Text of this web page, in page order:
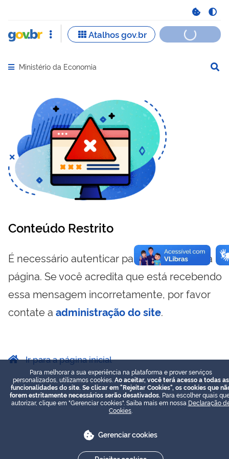
Abrir menu principal de navegação
Ministério da Economia
Conteúdo Restrito
É necessário autenticar para visualizar essa
página. Se você acredita que está recebendo
essa mensagem incorretamente, por favor
contate a administração do site.
Ir para a página inicial
Para melhorar a sua experiência na plataforma e prover serviços
personalizados, utilizamos cookies. Ao aceitar, você terá acesso a todas as
funcionalidades do site. Se clicar em "Rejeitar Cookies", os cookies que
forem estritamente necessários serão desativados. Para escolher quais
autorizar, clique em "Gerenciar cookies". Saiba mais em nossa Declaração
Cookies
Gerenciar cookies